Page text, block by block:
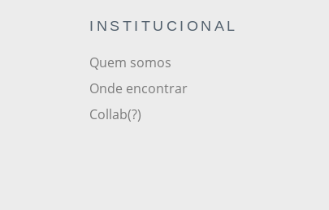
INSTITUCIONAL
Quem somos
Onde encontrar
Collab(?)